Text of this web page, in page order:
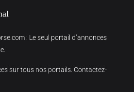
: Le seul portail d’annonces
sur tous nos portails. Contactez-